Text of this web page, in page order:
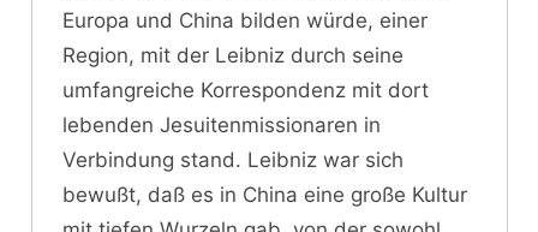
Europa und China bilden würde, einer
Region, mit der Leibniz durch seine
umfangreiche Korrespondenz mit dort
lebenden Jesuitenmissionaren in
Verbindung stand. Leibniz war sich
bewußt, daß es in China eine große Kultur